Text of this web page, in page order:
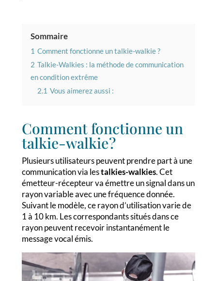
Sommaire
1 Comment fonctionne un talkie-walkie ?
2 Talkie-Walkies : la méthode de communication
en condition extrême
2.1 Vous aimerez aussi :
Comment fonctionne un
talkie-walkie ?
Plusieurs utilisateurs peuvent prendre part à une
communication via lestalkies-walkies. Cet
émetteur-récepteur va émettre un signal dans un
rayon variable avec une fréquence donnée.
Suivant le modèle, ce rayon d’utilisation varie de
1 à 10 km. Les correspondants situés dans ce
rayon peuvent recevoir instantanément le
message vocal émis.